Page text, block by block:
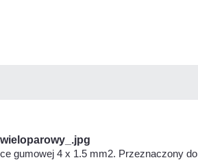
gumowej 4 x 1.5 mm2. Przeznaczony do